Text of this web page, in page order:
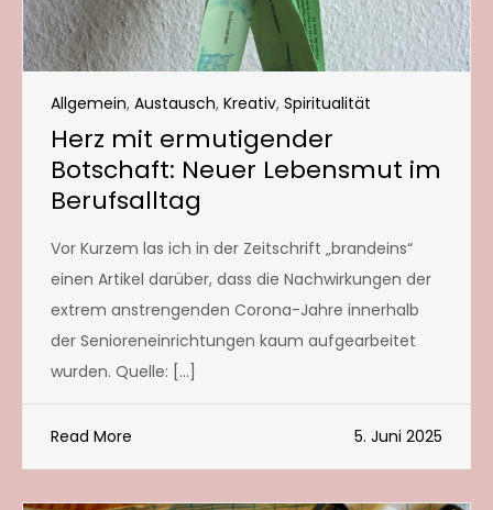
Allgemein, Austausch, Kreativ, Spiritualität
Herz mit ermutigender
Botschaft: Neuer Lebensmut im
Berufsalltag
Vor Kurzem las ich in der Zeitschrift „brandeins“
einen Artikel darüber, dass die Nachwirkungen der
extrem anstrengenden Corona-Jahre innerhalb
der Senioreneinrichtungen kaum aufgearbeitet
wurden. Quelle: […]
Read More 5. Juni 2025